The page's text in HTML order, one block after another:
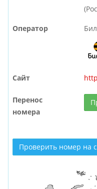
Оператор
Сайт
Перенос
номера
Проверить номер на